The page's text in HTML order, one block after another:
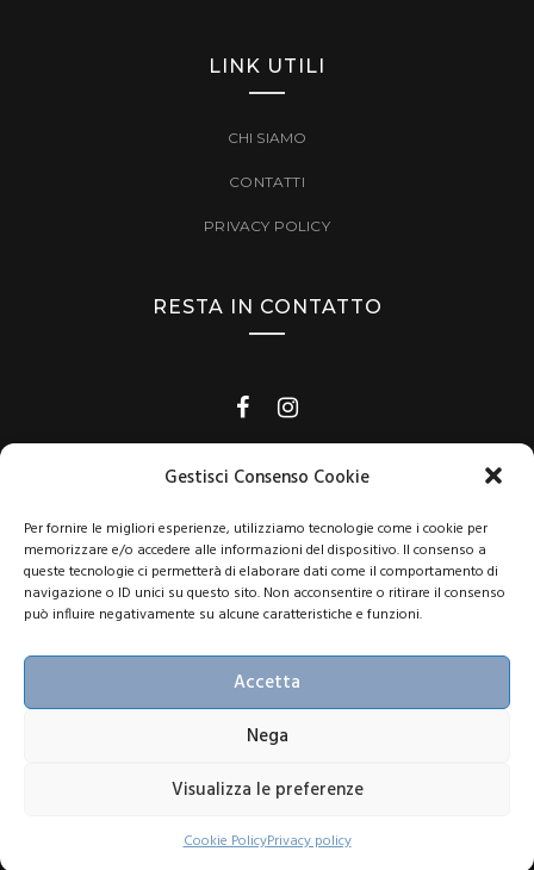
Gestisci Consenso Cookie
Per fornire le migliori esperienze, utilizziamo tecnologie come i cookie per
memorizzare e/o accedere alle informazioni del dispositivo. Il consenso a
queste tecnologie ci permetterà di elaborare dati come il comportamento di
navigazione o ID unici su questo sito. Non acconsentire o ritirare il consenso
può influire negativamente su alcune caratteristiche e funzioni.
Accetta
Nega
Visualizza le preferenze
Cookie PolicyPrivacy policy
LINK UTILI
CHI SIAMO
CONTATTI
PRIVACY POLICY
RESTA IN CONTATTO
Europ Assistance, Licenza rilasciata dalla Provincia di Rimini n.95
del 15/11/2004
La nostra agenzia aderisce alFondo di Garanzia Viaggi
previsto dall’art. 50 del Codice del Turismo
Iscriviti Ora
e accetto il trattamento dei miei dati al fine di